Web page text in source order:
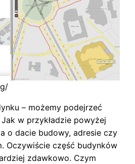
– możemy podejrzeć
w przykładzie powyżej
o dacie budowy, adresie czy
Oczywiście część budynków
zdawkowo. Czym